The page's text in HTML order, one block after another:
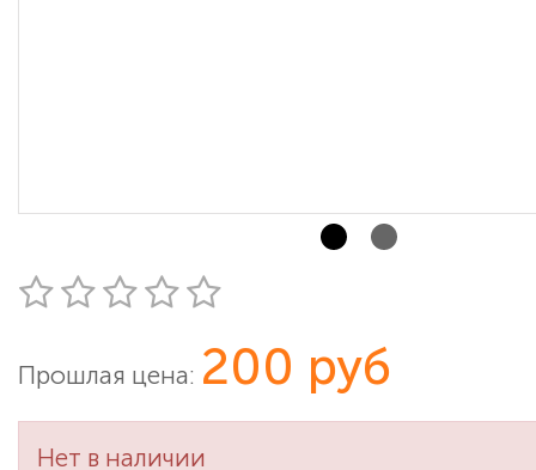
Прошлая цена: 200 руб
Нет в наличии